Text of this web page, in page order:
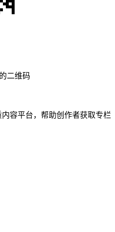
二维码
容平台，帮助创作者获取专栏